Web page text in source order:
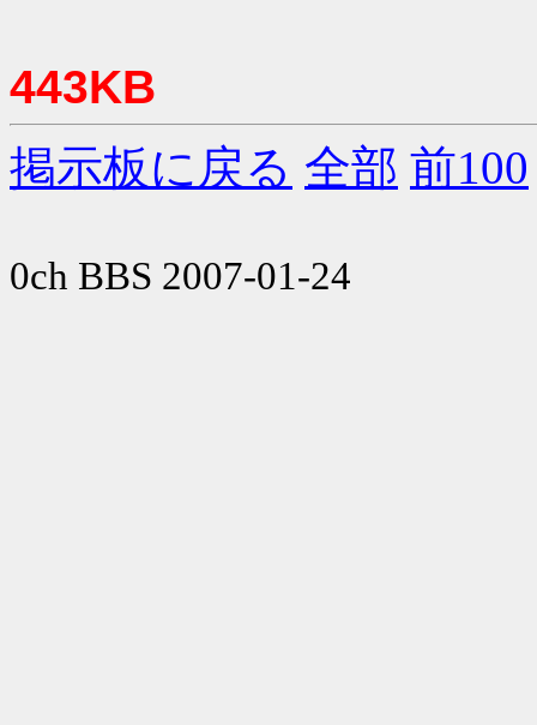
443KB
掲示板に戻る 全部 前100
0ch BBS 2007-01-24